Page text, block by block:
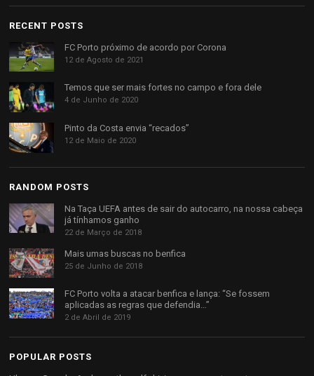
RECENT POSTS
FC Porto próximo de acordo por Corona
12 de Agosto de 2021
Temos que ser mais fortes no campo e fora dele
4 de Junho de 2020
Pinto da Costa envia “recados”
12 de Maio de 2020
RANDOM POSTS
Na Taça UEFA antes de sair do autocarro, na nossa cabeça
já tínhamos ganho
22 de Março de 2018
Mais umas buscas no benfica
25 de Junho de 2018
FC Porto volta a atacar benfica e lança: “Se fossem
aplicadas as regras que defendia…”
2 de Abril de 2019
POPULAR POSTS